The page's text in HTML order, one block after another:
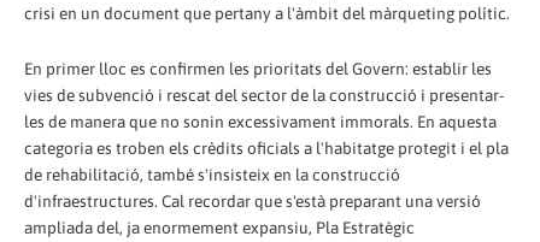
crisi en un document que pertany a l'àmbit del màrqueting polític.
En primer lloc es confirmen les prioritats del Govern: establir les
vies de subvenció i rescat del sector de la construcció i presentar-
les de manera que no sonin excessivament immorals. En aquesta
categoria es troben els crèdits oficials a l'habitatge protegit i el pla
de rehabilitació, també s'insisteix en la construcció
d'infraestructures. Cal recordar que s'està preparant una versió
ampliada del, ja enormement expansiu, Pla Estratègic